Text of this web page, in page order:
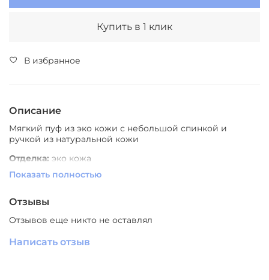
Купить в 1 клик
В избранное
Описание
Мягкий пуф из эко кожи с небольшой спинкой и
ручкой из натуральной кожи
Отделка: эко кожа
Цвет отделки:светло-серый, оранжевый, зеленый,
Размер (Ш*Г*В):
Показать полностью
Отзывы
Отзывов еще никто не оставлял
Написать отзыв